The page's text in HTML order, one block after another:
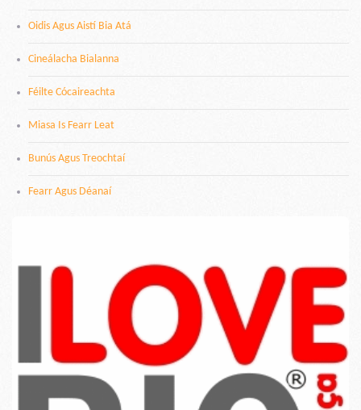
Oidis Agus Aistí Bia Atá
Cineálacha Bialanna
Féilte Cócaireachta
Miasa Is Fearr Leat
Bunús Agus Treochtaí
Fearr Agus Déanaí